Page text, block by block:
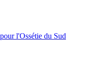
l'Ossétie du Sud